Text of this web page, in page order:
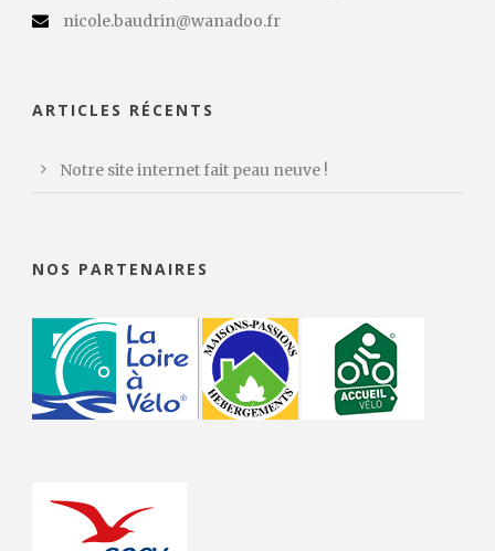
nicole.baudrin@wanadoo.fr
ARTICLES RÉCENTS
Notre site internet fait peau neuve !
NOS PARTENAIRES